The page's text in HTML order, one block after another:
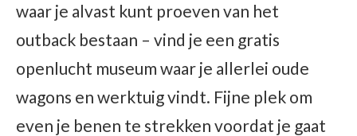
waar je alvast kunt proeven van het
outback bestaan – vind je een gratis
openlucht museum waar je allerlei oude
wagons en werktuig vindt. Fijne plek om
even je benen te strekken voordat je gaat